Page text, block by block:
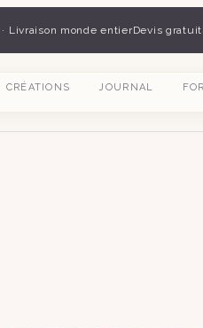
Livraison monde entierDevis
CRÉATIONS JOURNAL